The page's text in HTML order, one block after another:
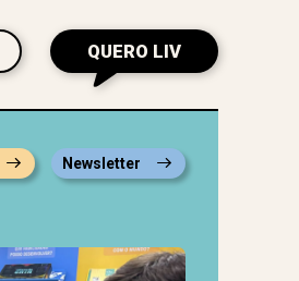
QUERO LIV
Newsletter